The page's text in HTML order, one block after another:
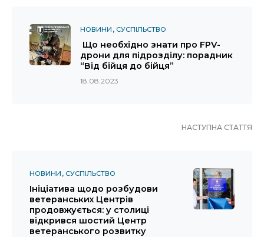
НОВИНИ СУСПІЛЬСТВО
Що необхідно знати про FPV-
дрони для підрозділу: порадник
“Від бійця до бійця”
18.08.2023
НАСТУПНА СТАТТЯ
НОВИНИ СУСПІЛЬСТВО
Ініціатива щодо розбудови
ветеранських Центрів
продовжується: у столиці
відкрився шостий Центр
ветеранського розвитку